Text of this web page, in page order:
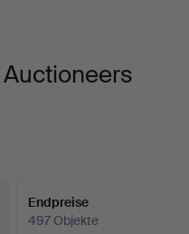
Endpreise
497 Objekte